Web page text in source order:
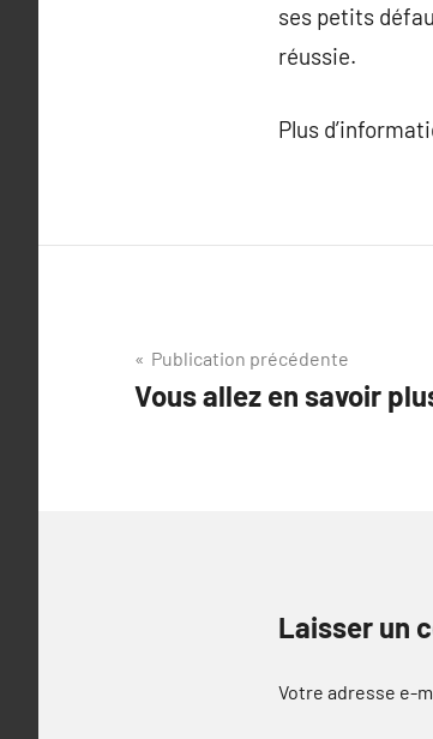
ses petits
réussie.
Plus
Navigation
de
Publication précédente
Vous allez en savoir
Laisser un
Votre adresse e-